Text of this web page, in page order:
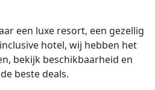
een luxe resort, een gezellig
hotel, wij hebben het
bekijk beschikbaarheid en
beste deals.